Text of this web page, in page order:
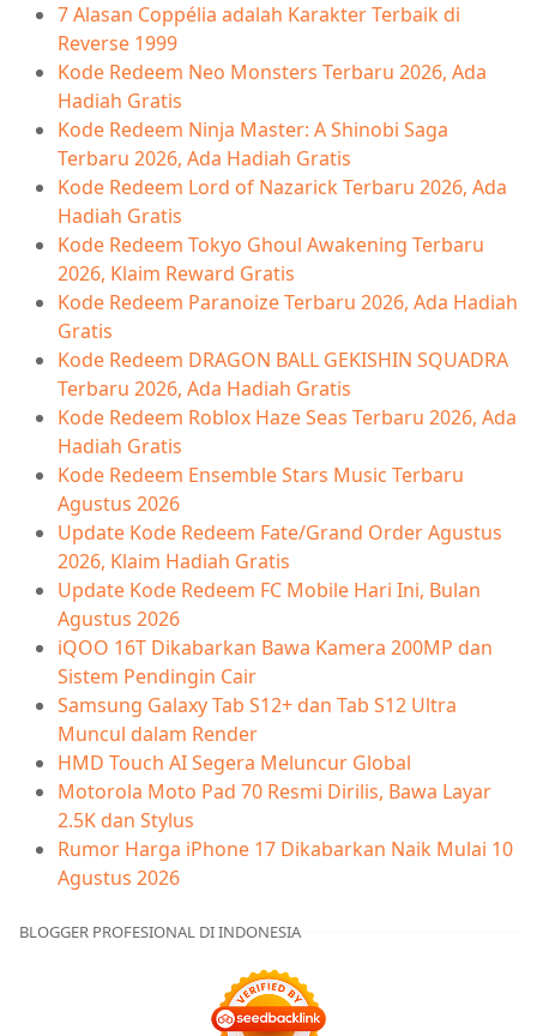
7 Alasan Coppélia adalah Karakter Terbaik di
Reverse 1999
Kode Redeem Neo Monsters Terbaru 2026, Ada
Hadiah Gratis
Kode Redeem Ninja Master: A Shinobi Saga
Terbaru 2026, Ada Hadiah Gratis
Kode Redeem Lord of Nazarick Terbaru 2026, Ada
Hadiah Gratis
Kode Redeem Tokyo Ghoul Awakening Terbaru
2026, Klaim Reward Gratis
Kode Redeem Paranoize Terbaru 2026, Ada Hadiah
Gratis
Kode Redeem DRAGON BALL GEKISHIN SQUADRA
Terbaru 2026, Ada Hadiah Gratis
Kode Redeem Roblox Haze Seas Terbaru 2026, Ada
Hadiah Gratis
Kode Redeem Ensemble Stars Music Terbaru
Agustus 2026
Update Kode Redeem Fate/Grand Order Agustus
2026, Klaim Hadiah Gratis
Update Kode Redeem FC Mobile Hari Ini, Bulan
Agustus 2026
iQOO 16T Dikabarkan Bawa Kamera 200MP dan
Sistem Pendingin Cair
Samsung Galaxy Tab S12+ dan Tab S12 Ultra
Muncul dalam Render
HMD Touch AI Segera Meluncur Global
Motorola Moto Pad 70 Resmi Dirilis, Bawa Layar
2.5K dan Stylus
Rumor Harga iPhone 17 Dikabarkan Naik Mulai 10
Agustus 2026
BLOGGER PROFESIONAL DI INDONESIA